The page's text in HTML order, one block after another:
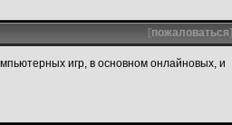
[пожаловаться]
игр, в основном онлайновых, и